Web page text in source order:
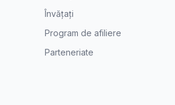
Învățați
Program de afiliere
Parteneriate